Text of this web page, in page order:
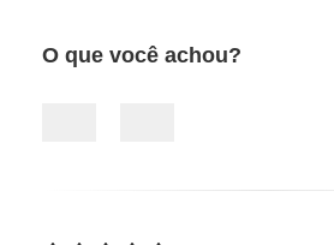
O que você achou?